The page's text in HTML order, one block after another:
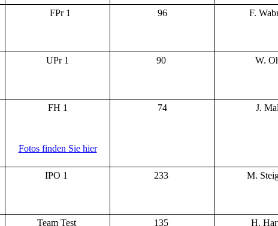
FPr 1 96 F.
UPr 1 90 W.
FH 1
Fotos finden Sie hier
74 J. Mal
IPO 1 233 M.
Team Test 135 H.